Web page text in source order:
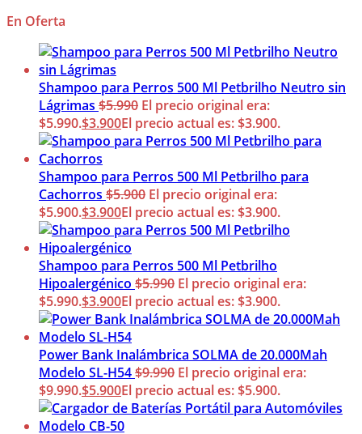
En Oferta
Shampoo para Perros 500 Ml Petbrilho Neutro sin
Lágrimas $5.990 El precio original era:
$5.990.$3.900El precio actual es: $3.900.
Shampoo para Perros 500 Ml Petbrilho para
Cachorros $5.900 El precio original era:
$5.900.$3.900El precio actual es: $3.900.
Shampoo para Perros 500 Ml Petbrilho
Hipoalergénico $5.990 El precio original era:
$5.990.$3.900El precio actual es: $3.900.
Power Bank Inalámbrica SOLMA de 20.000Mah
Modelo SL-H54$9.990 El precio original era:
$9.990.$5.900El precio actual es: $5.900.